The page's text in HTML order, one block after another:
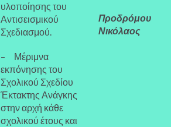
υλοποίησης του
Αντισεισμικού
Σχεδιασμού.
– Μέριμνα
εκπόνησης του
Σχολικού Σχεδίου
Έκτακτης Ανάγκης
στην αρχή κάθε
σχολικού έτους και
Προδρόμου
Νικόλαος